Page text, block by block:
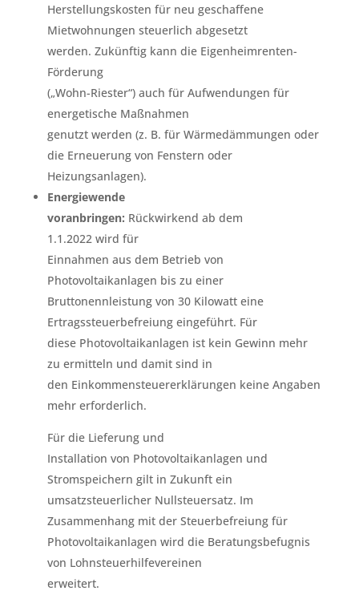
Herstellungskosten für neu geschaffene
Mietwohnungen steuerlich abgesetzt
werden. Zukünftig kann die Eigenheimrenten-
Förderung
(„Wohn-Riester“) auch für Aufwendungen für
energetische Maßnahmen
genutzt werden (z. B. für Wärmedämmungen oder
die Erneuerung von Fenstern oder
Heizungsanlagen).
Energiewende
voranbringen: Rückwirkend ab dem
1.1.2022 wird für
Einnahmen aus dem Betrieb von
Photovoltaikanlagen bis zu einer
Bruttonennleistung von 30 Kilowatt eine
Ertragssteuerbefreiung eingeführt. Für
diese Photovoltaikanlagen ist kein Gewinn mehr
zu ermitteln und damit sind in
den Einkommensteuererklärungen keine Angaben
mehr erforderlich.
Für die Lieferung und
Installation von Photovoltaikanlagen und
Stromspeichern gilt in Zukunft ein
umsatzsteuerlicher Nullsteuersatz. Im
Zusammenhang mit der Steuerbefreiung für
Photovoltaikanlagen wird die Beratungsbefugnis
von Lohnsteuerhilfevereinen
erweitert.